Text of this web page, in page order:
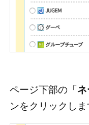
ページ下部の「ネ
ンをクリックしま